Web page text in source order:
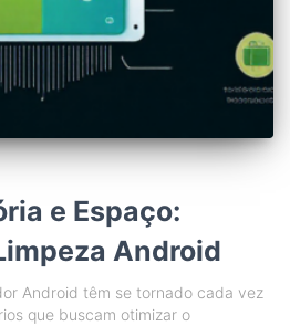
e Espaço:
Android
Android têm se tornado cada vez
que buscam otimizar o